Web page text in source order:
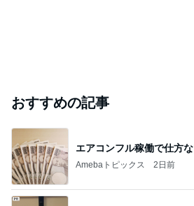
おすすめの記事
エアコンフル稼働で仕方
Amebaトピックス 2日前